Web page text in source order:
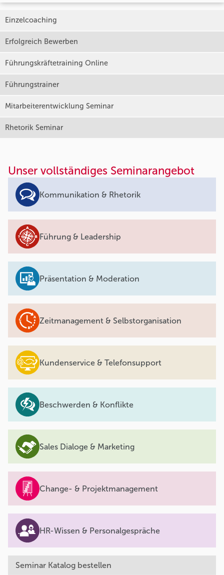
Einzelcoaching
Erfolgreich Bewerben
Führungskräftetraining Online
Führungstrainer
Mitarbeiterentwicklung Seminar
Rhetorik Seminar
Unser vollständiges Seminarangebot
Kommunikation & Rhetorik
Führung & Leadership
Präsentation & Moderation
Zeitmanagement & Selbstorganisation
Kundenservice & Telefonsupport
Beschwerden & Konflikte
Sales Dialoge & Marketing
Change- & Projektmanagement
HR-Wissen & Personalgespräche
Seminar Katalog bestellen